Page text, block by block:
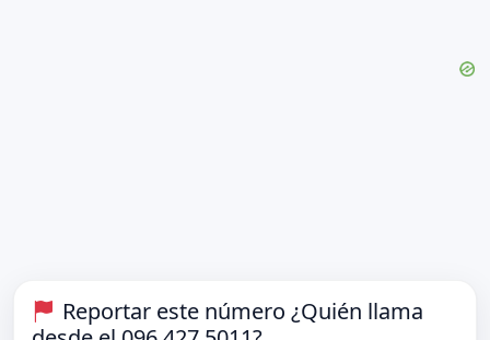
Reportar este número ¿Quién llama